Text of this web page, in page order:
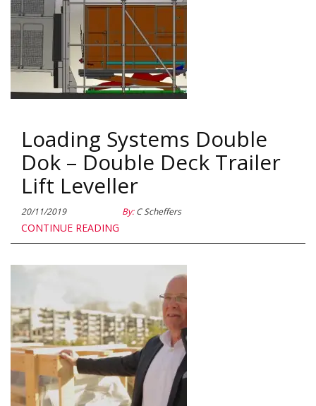
Loading Systems Double
Dok – Double Deck Trailer
Lift Leveller
20/11/2019 By:C Scheffers
CONTINUE READING